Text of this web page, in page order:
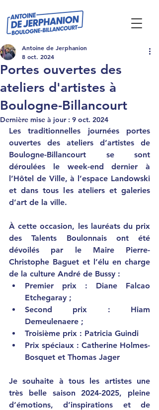
Portes ouvertes des
ateliers d'artistes à
Boulogne-Billancourt
Antoine de Jerphanion
8 oct. 2024
Dernière mise à jour : 9 oct. 2024
Les traditionnelles journées portes
ouvertes des ateliers d’artistes de
Boulogne-Billancourt se sont
déroulées le week-end dernier à
l’Hôtel de Ville, à l’espace Landowski
et dans tous les ateliers et galeries
d’art de la ville.
À cette occasion, les lauréats du prix
des Talents Boulonnais ont été
dévoilés par le Maire Pierre-
Christophe Baguet et l’élu en charge
de la culture André de Bussy :
Premier prix : Diane Falcao
Etchegaray ;
Second prix : Hiam
Demeulenaere ;
Troisième prix : Patricia Guindi
Prix spéciaux : Catherine Holmes-
Bosquet et Thomas Jager
Je souhaite à tous les artistes une
très belle saison 2024-2025, pleine
d’émotions, d’inspirations et de